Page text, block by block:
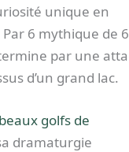
unique en
6 mythique de
par une
d’un grand lac.
golfs de
dramaturgie